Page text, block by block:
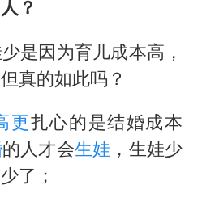
台当局重金为“台独”织“皇帝新衣”
几元成本的AI广告导致千万市值蒸发
？
是因为育儿成本高，
真的如此吗？
更扎心的是结婚成本
的人才会生娃 ，生娃少
了；